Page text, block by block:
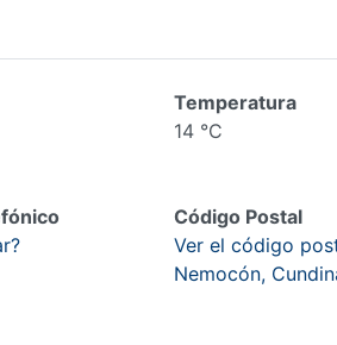
Temperatura
14 °C
Código Postal
Ver el código
Nemocón,